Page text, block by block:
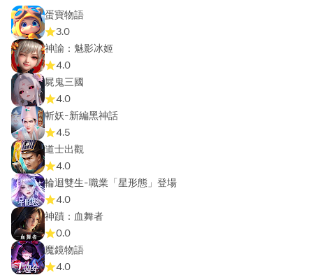
蛋寶物語
3.0
神諭：魅影冰姬
4.0
屍鬼三國
4.0
斬妖-新編黑神話
4.5
道士出觀
4.0
輪迴雙生-職業「星形態」登場
4.0
神蹟：血舞者
0.0
魔鏡物語
4.0